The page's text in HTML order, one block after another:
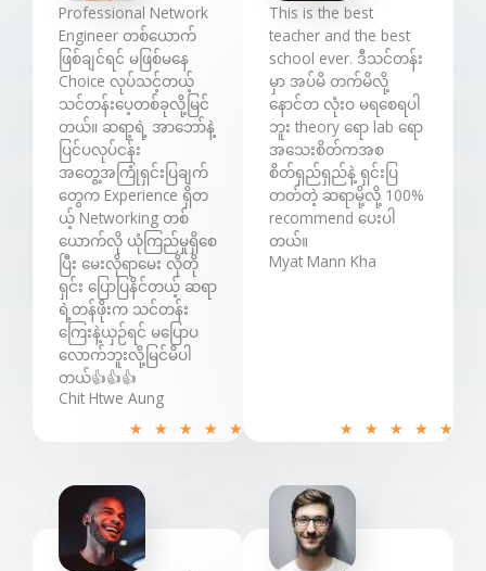
Professional Network
Engineer တစ်ယောက်
ဖြစ်ချင်ရင် မဖြစ်မနေ
Choice လုပ်သင့်တယ့်
သင်တန်းပေ့တစ်ခုလို့မြင်
တယ်။ ဆရာ့ရဲ့ အာဘော်နဲ့
ပြင်ပလုပ်ငန်း
အတွေ့အကြုံရှင်းပြချက်
တွေက Experience ရှိတ
ယ့် Networking တစ်
ယောက်လို ယုံကြည်မှုရှိစေ
ပြီး မေး‌လိုရာမေး လိုတို
ရှင်း ပြောပြနိင်တယ့် ဆရာ
ရဲ့တန်ဖိုးက သင်တန်း
ကြေးနဲ့ယှဉ်ရင် မပြောပ
လောက်ဘူးလို့မြင်မိပါ
တယ်👍👍👍
★ ★ ★ ★ ★R
Chit Htwe Aung
This is the best
teacher and the best
school ever. ဒီသင်တန်း
မှာ အပ်မိ တက်မိလို့
နောင်တ လုံးဝ မရစေရပါ
ဘူး theory ရော lab ရော
အသေးစိတ်ကအစ
စိတ်ရှည်ရှည်နဲ့ ရှင်းပြ
တတ်တဲ့ ဆရာမို့လို့ 100%
recommend ပေးပါ
တယ်။
★ ★ ★ ★ ★
Myat Mann Kha